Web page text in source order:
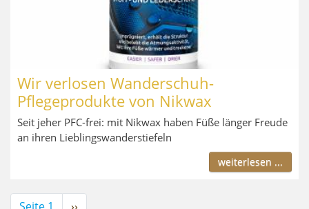
Wir verlosen Wanderschuh-
Pflegeprodukte von Nikwax
Seit jeher PFC-frei: mit Nikwax haben Füße länger Freude
an ihren Lieblingswanderstiefeln
weiterlesen ...
Seitennummerierung